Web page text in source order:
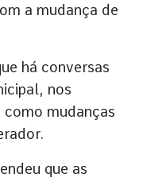
a mudança de
há conversas
nos
como mudanças
que as